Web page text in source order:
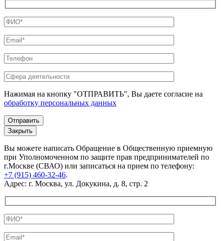
Нажимая на кнопку "ОТПРАВИТЬ", Вы даете согласие на
обработку персональных данных
Закрыть
Вы можете написать Обращение в Общественную приемную
при Уполномоченном по защите прав предпринимателей по
г.Москве (СВАО) или записаться на прием по телефону:
+7 (915) 460-32-46.
Адрес: г. Москва, ул. Докукина, д. 8, стр. 2